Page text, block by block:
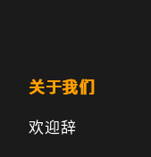
关于我们
欢迎辞